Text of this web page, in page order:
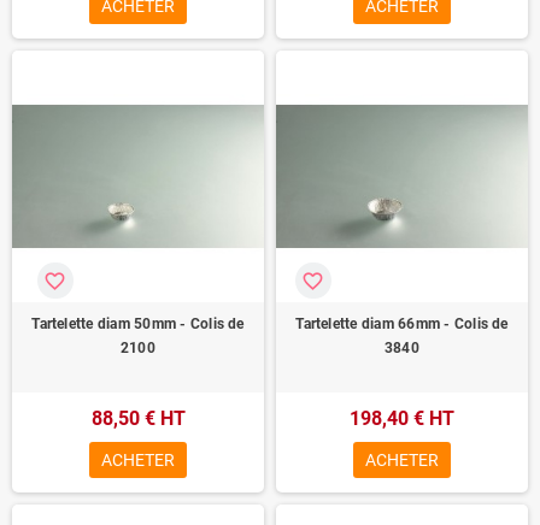
ACHETER ACHETER
Tartelette diam 50mm - Colis de
2100
favorite_border
88,50 € HT
ACHETER
Tartelette diam 66mm - Colis de
3840
favorite_border
198,40 € HT
ACHETER